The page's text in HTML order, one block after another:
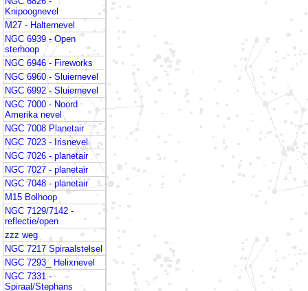
Knipoognevel
M27 - Halternevel
NGC 6939 - Open
sterhoop
NGC 6946 - Fireworks
NGC 6960 - Sluiernevel
NGC 6992 - Sluiernevel
NGC 7000 - Noord
Amerika nevel
NGC 7008 Planetair
NGC 7023 - Irisnevel
NGC 7026 - planetair
NGC 7027 - planetair
NGC 7048 - planetair
M15 Bolhoop
NGC 7129/7142 -
reflectie/open
zzz weg
NGC 7217 Spiraalstelsel
NGC 7293_ Helixnevel
NGC 7331 -
Spiraal/Stephans